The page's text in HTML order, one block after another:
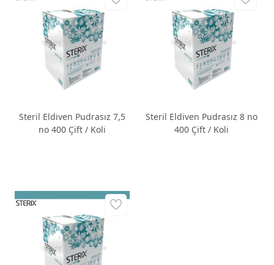
Steril Eldiven Pudrasız 7,5
no 400 Çift / Koli
Steril Eldiven Pudrasız 8 no
400 Çift / Koli